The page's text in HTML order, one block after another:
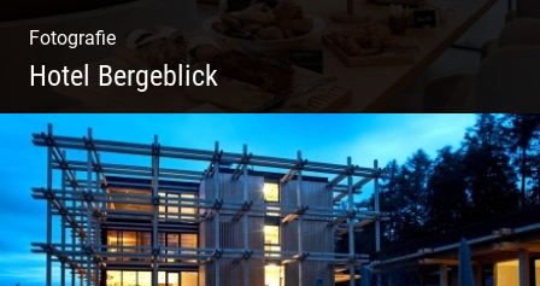
Fotografie
Hotel Bergeblick
Zweites Shooting für das Designhotel in Bad
Tölz